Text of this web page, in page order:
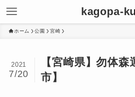
kagopa-ku
ホーム 公園 宮崎
【宮崎県】勿体
市】
2021
7/20